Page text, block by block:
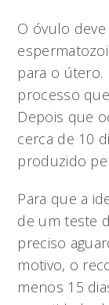
O óvulo
para o útero.
processo
Depois que
cerca de 10
produzido
Para que a
de um teste
preciso
motivo, o
menos 15